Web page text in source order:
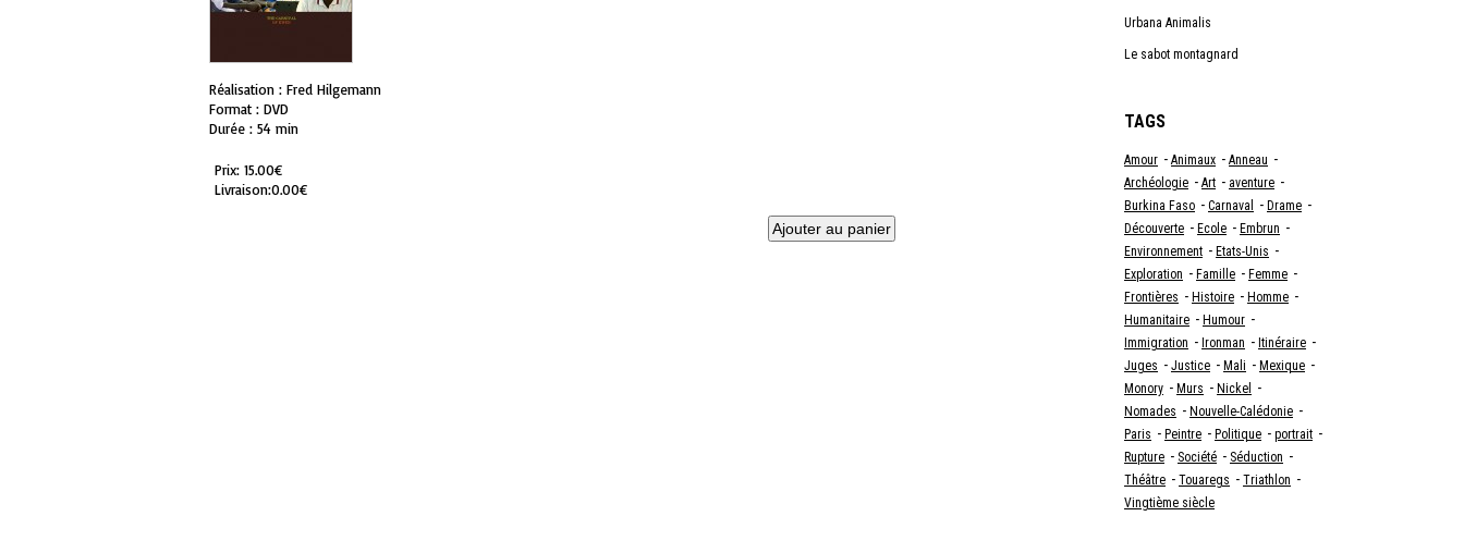
Réalisation : Fred Hilgemann
Format : DVD
Durée : 54 min
Prix: 15.00€
Livraison:0.00€
Urbana Animalis
Le sabot montagnard
TAGS
Amour - Animaux - Anneau -
Archéologie - Art - aventure -
Burkina Faso - Carnaval - Drame -
Découverte - Ecole - Embrun -
Environnement - Etats-Unis -
Exploration - Famille - Femme -
Frontières - Histoire - Homme -
Humanitaire - Humour -
Immigration - Ironman - Itinéraire -
Juges - Justice - Mali - Mexique -
Monory - Murs - Nickel -
Nomades - Nouvelle-Calédonie -
Paris - Peintre - Politique - portrait -
Rupture - Société - Séduction -
Théâtre - Touaregs - Triathlon -
Vingtième siècle